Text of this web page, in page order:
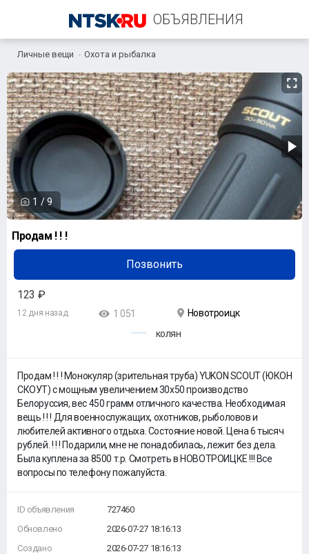
ОБЪЯВЛЕНИЯ
+7 (986) 774-09-08
Личные вещи Охота и рыбалка
1 / 9
Продам ! ! !
Позвонить
123 ₽
12 дня назад 1 051
Новотроицк
колян
Продам ! ! ! Монокуляр (зрительная труба) YUKON SCОUT (ЮКОН
СКОУТ) с мощным увеличением 30х50 производство
Белоруссия, вес 450 грамм отличного качества. Необходимая
вещь ! ! ! Для военнослужащих, охотников, рыболовов и
любителей активного отдыха. Состояние новой. Цена 6 тысяч
рублей. ! ! ! Подарили, мне не понадобилась, лежит без дела.
Была куплена за 8500 т.р. Смотреть в НОВОТРОИЦКЕ !!! Все
вопросы по телефону пожалуйста.
ID объявления
Обновлено
Создано
727460
2026-07-27 18:16:13
2026-07-27 18:16:13